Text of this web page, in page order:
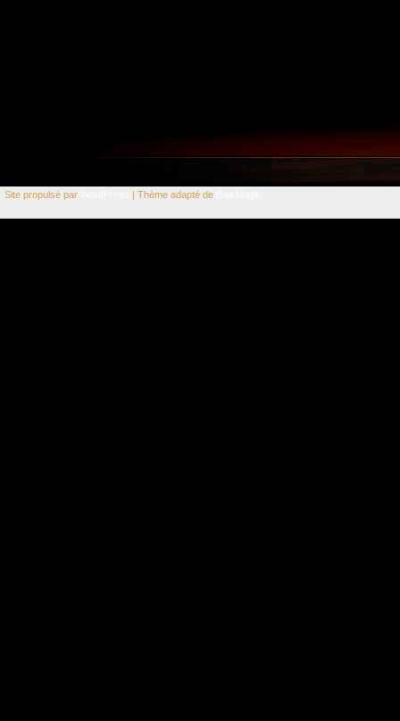
Site propulsé par | Thème adapté de